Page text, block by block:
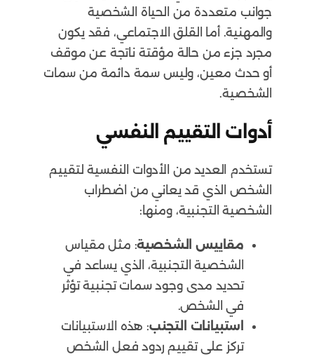
جوانب متعددة من الحياة الشخصية
والمهنية. أما القلق الاجتماعي، فقد يكون
مجرد جزء من حالة مؤقتة ناتجة عن موقف
أو حدث معين، وليس سمة دائمة من سمات
الشخصية.
أدوات التقييم النفسي
تستخدم العديد من الأدوات النفسية لتقييم
الشخص الذي قد يعاني من اضطراب
الشخصية التجنبية، ومنها:
مقاييس الشخصية: مثل مقياس
الشخصية التجنبية، الذي يساعد في
تحديد مدى وجود سمات تجنبية تؤثر
في الشخص.
استبيانات التجنب: هذه الاستبيانات
تركز على تقييم ردود فعل الشخص